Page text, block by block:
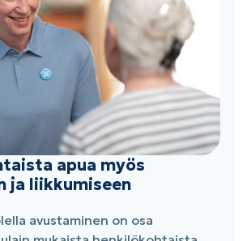
apua myös
ja liikkumiseen
avustaminen on osa